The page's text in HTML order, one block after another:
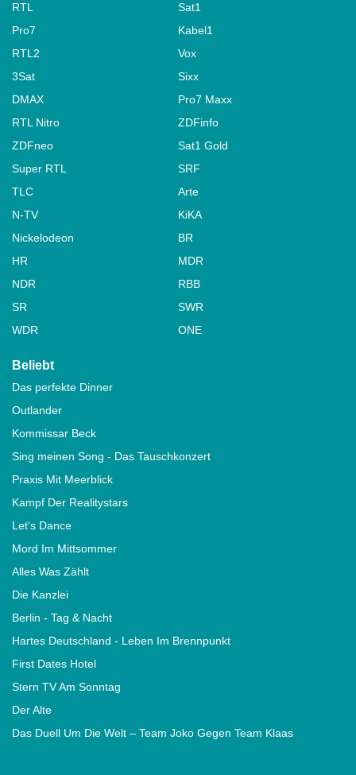
RTL
Sat1
Pro7
Kabel1
RTL2
Vox
3Sat
Sixx
DMAX
Pro7 Maxx
RTL Nitro
ZDFinfo
ZDFneo
Sat1 Gold
Super RTL
SRF
TLC
Arte
N-TV
KiKA
Nickelodeon
BR
HR
MDR
NDR
RBB
SR
SWR
WDR
ONE
Beliebt
Das perfekte Dinner
Outlander
Kommissar Beck
Sing meinen Song - Das Tauschkonzert
Praxis Mit Meerblick
Kampf Der Realitystars
Let's Dance
Mord Im Mittsommer
Alles Was Zählt
Die Kanzlei
Berlin - Tag & Nacht
Hartes Deutschland - Leben Im Brennpunkt
First Dates Hotel
Stern TV Am Sonntag
Der Alte
Das Duell Um Die Welt – Team Joko Gegen Team Klaas